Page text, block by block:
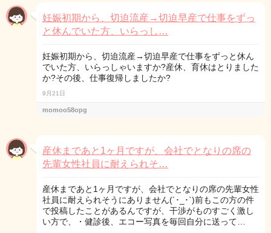
妊娠初期から、切迫流産→切迫早産で仕事をずっ
と休んでいた方、いらっし…
妊娠初期から、切迫流産→切迫早産で仕事をずっと休ん
でいた方、いらっしゃいますか?産休、育休はとりました
か?その後、仕事復帰しましたか?
9月21日
momoo58opg
産休まであと1ヶ月ですが、会社でとなりの席の
先輩女性社員に耐えられそ…
産休まであと1ヶ月ですが、会社でとなりの席の先輩女性
社員に耐えられそうにありません(´･_･`)前もこの方の件
で投稿したことがあるんですが、干渉がものすごく激し
い方で、・健診後、エコー写真を毎回自分に送って…